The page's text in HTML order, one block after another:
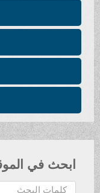
ابحث في الموقع